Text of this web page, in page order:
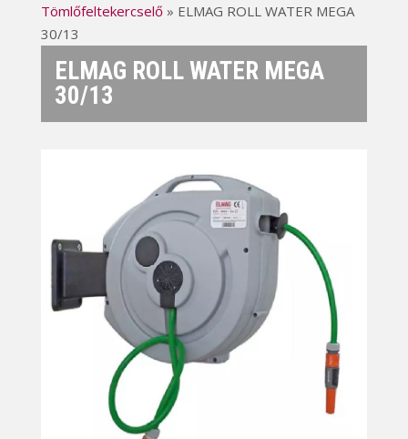
Tömlőfeltekercselő» ELMAG ROLL WATER MEGA
30/13
ELMAG ROLL WATER MEGA
30/13